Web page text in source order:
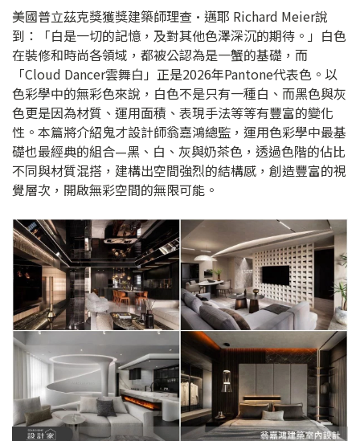
美國普立茲克獎獲獎建築師理查·邁耶 Richard Meier說
到：「白是一切的記憶，及對其他色澤深沉的期待。」白色
在裝修和時尚各領域，都被公認為是一蟹的基礎，而
「Cloud Dancer雲舞白」正是2026年Pantone代表色。以
色彩學中的無彩色來說，白色不是只有一種白、而黑色與灰
色更是因為材質、運用面積、表現手法等等有豐富的變化
性。本篇將介紹鬼才設計師翁嘉鴻總監，運用色彩學中最基
礎也最經典的組合—黑、白、灰與奶茶色，透過色階的佔比
不同與材質混搭，建構出空間強烈的結構感，創造豐富的視
覺層次，開啟無彩空間的無限可能。